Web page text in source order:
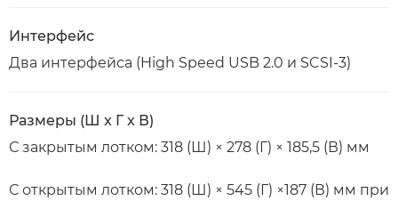
Интерфейс
Два интерфейса (High Speed USB 2.0 и SCSI-3)
Размеры (Ш x Г x В)
С закрытым лотком: 318 (Ш) × 278 (Г) × 185,5 (В) мм
С открытым лотком: 318 (Ш) × 545 (Г) ×187 (В) мм при